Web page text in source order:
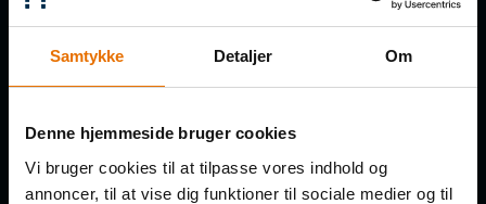
Samtykke Detaljer Om
Denne hjemmeside bruger cookies
Vi bruger cookies til at tilpasse vores indhold og
annoncer, til at vise dig funktioner til sociale medier og til
Få de nye afsnit direkte i din
indbakke